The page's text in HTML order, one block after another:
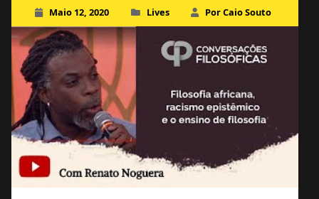
Maio 12, 2020 Lives Por Caio Souto